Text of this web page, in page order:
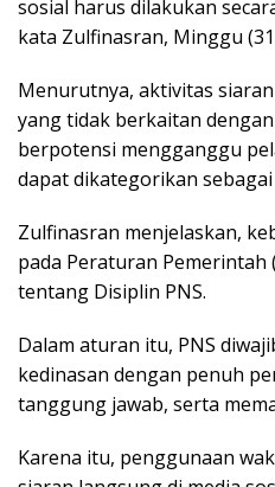
sosial harus dilakukan
kata Zulfinasran, Minggu
Menurutnya, aktivitas
yang tidak berkaitan
berpotensi mengganggu
dapat dikategorikan
Zulfinasran menjelaskan,
pada Peraturan Pemerintah
tentang Disiplin PNS.
Dalam aturan itu, PNS
kedinasan dengan penuh
tanggung jawab, serta
Karena itu, penggunaan